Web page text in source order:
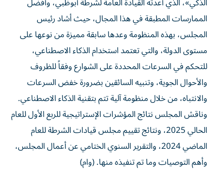
الممارسات المطبقة في هذا المجال، حيث أشاد رئيس
المجلس، بهذه المنظومة وعدها سابقة مميزة من نوعها على
مستوى الدولة، والتي تعتمد استخدام الذكاء الاصطناعي،
للتحكم في السرعات المحددة على الشوارع وفقاً للظروف
والأحوال الجوية، وتنبيه السائقين بضرورة خفض السرعات
والانتباه، من خلال منظومة آلية تتم بتقنية الذكاء الاصطناعي.
وناقش المجلس نتائج المؤشرات الإستراتيجية للربع الأول للعام
الحالي 2025، ونتائج تقييم مجلس قيادات الشرطة للعام
الماضي 2024، والتقرير السنوي الختامي عن أعمال المجلس،
وأهم التوصيات وما تم تنفيذه منها. (وام)